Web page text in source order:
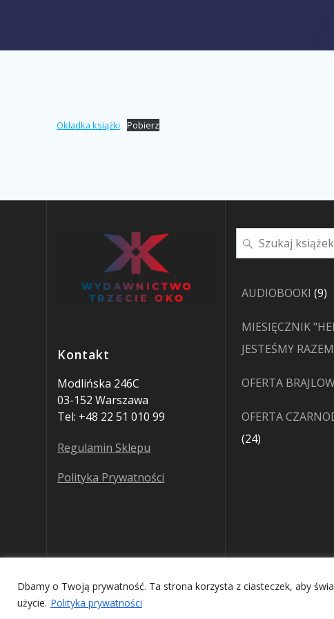
Dbamy o Twoją prywatność. Ta strona korzysta z ciasteczek, aby
użycie. Polityka prywatności
Okładka książki Pobierz
Kontakt
Modlińska 246C
03-152 Warszawa
Tel: +48 22 51 010 99
Regulamin Sklepu
Polityka Prywatności
Szukaj
AUDIOBOOKI 99
MIESIĘCZNIK
JESTEŚMY
OFERTA
OFERTA
2424